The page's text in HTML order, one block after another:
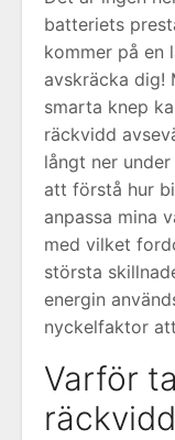
batteriets
kommer på en
avskräcka dig!
smarta knep
räckvidd
långt ner
att förstå hur
anpassa mina
med vilket
största
energin
nyckelfaktor
Varför